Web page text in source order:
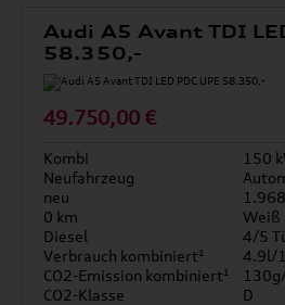
Audi A5 Avant TDI
58.350,-
49.750,00 €
Kombi
150
Neufahrzeug
neu
0 km
Weiß
Diesel
4/5
Verbrauch kombiniert¹
4.9l/
CO2-Emission kombiniert¹
CO2-Klasse
D